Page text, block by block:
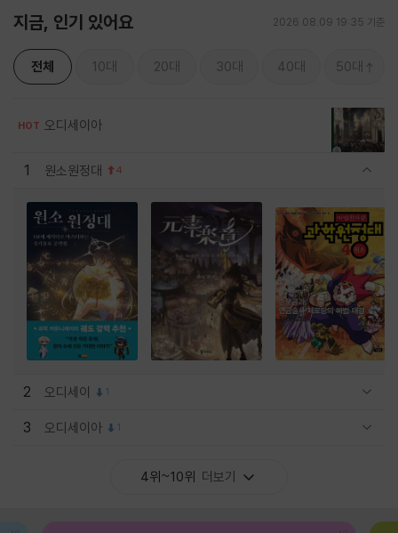
지금, 인기 있어요 2026.08.09 19:35 기준
전체 10대 20대 30대 40대 50대
HOT 오디세이아
1 원소원정대 4
2 오디세이 1
3 오디세이아 1
4위~10위 더보기